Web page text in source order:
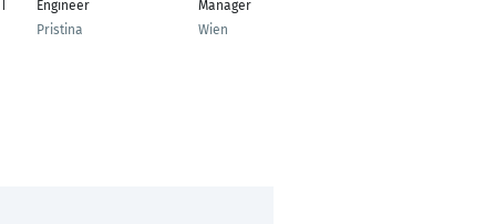
Engineer
Pristina
Manager
Wien